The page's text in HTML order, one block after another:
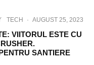
TECH · AUGUST 25, 2023
VIITORUL ESTE CU
SANTIERE